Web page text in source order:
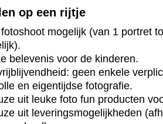
op een rijtje
mogelijk (van 1 portret
belevenis voor de kinderen.
geen enkele
en eigentijdse fotografie.
uit leuke foto fun producten
uit leveringsmogelijkheden